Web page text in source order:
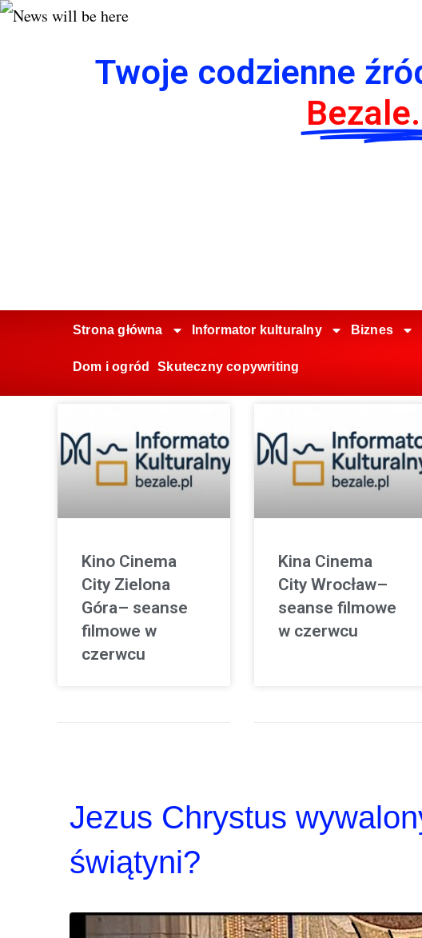
Twoje codzienne
Strona główna Informator kulturalny Biznes
Dom i ogród Skuteczny copywriting
Kino Cinema
City Zielona
Góra– seanse
filmowe w
czerwcu
Kina Cinema
City Wrocław–
seanse filmowe
w czerwcu
Jezus Chrystus
świątyni?